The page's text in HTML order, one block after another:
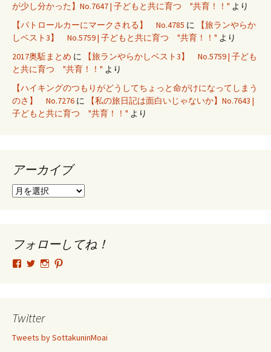
が少し分かった】No.7647 | 子どもと共に育つ "共育！！" より
【パトロールカーにマークされる】 No.4785 に
【旅ランやらか
しベスト3】 No.5759 | 子どもと共に育つ "共育！！" より
2017奥駈まとめ に
【旅ランやらかしベスト3】 No.5759 | 子ども
と共に育つ "共育！！" より
【ハイキングのつもりがどうしてちょっと命がけになってしまう
のさ】 No.7276 に
【私の旅日記は面白いじゃないか】No.7643 |
子どもと共に育つ "共育！！" より
アーカイブ
ア
ブ
フォローしてね！
tsutomu.hattori.33
フ
ー
SottakuninMoai
フ
ー
tsutomu.hattori.33
ー ー
Twitter
Tweets by SottakuninMoai